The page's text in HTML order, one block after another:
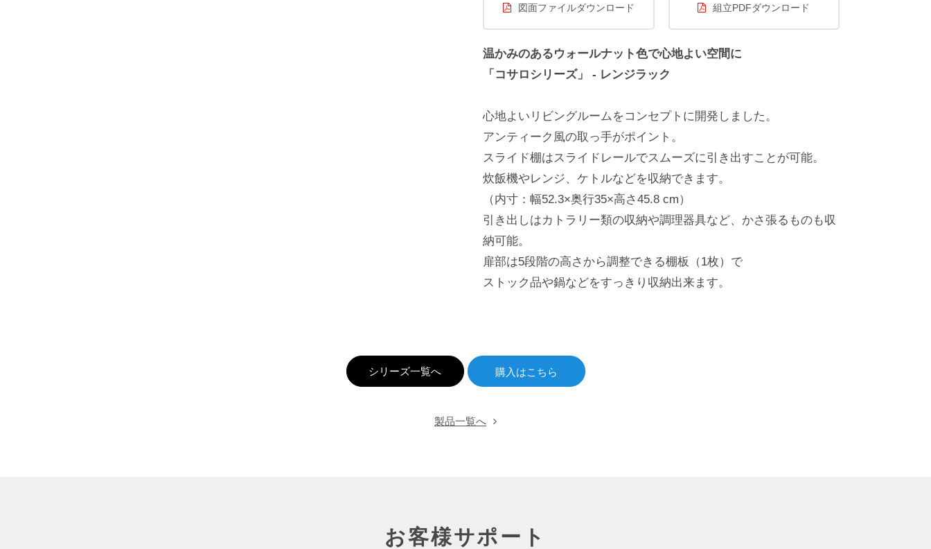
図面ファイルダウンロード 組立PDFダウンロード
温かみのあるウォールナット色で心地よい空間に
「コサロシリーズ」 - レンジラック
心地よいリビングルームをコンセプトに開発しました。
アンティーク風の取っ手がポイント。
スライド棚はスライドレールでスムーズに引き出すことが可能。
炊飯機やレンジ、ケトルなどを収納できます。
（内寸：幅52.3×奥行35×高さ45.8 cm）
引き出しはカトラリー類の収納や調理器具など、かさ張るものも収
納可能。
扉部は5段階の高さから調整できる棚板（1枚）で
ストック品や鍋などをすっきり収納出来ます。
シリーズ一覧へ
製品一覧へ
お客様サポート